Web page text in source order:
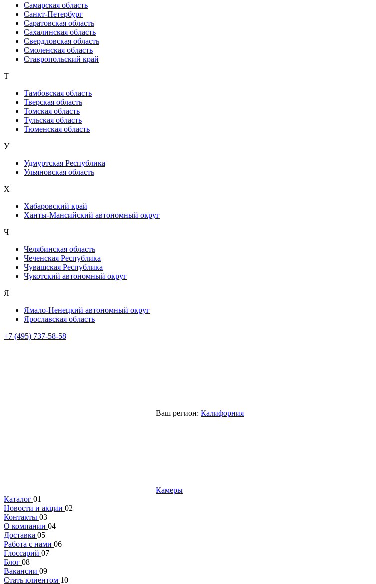
Самарская область
Санкт-Петербург
Саратовская область
Сахалинская область
Свердловская область
Смоленская область
Ставропольский край
Т
Тамбовская область
Тверская область
Томская область
Тульская область
Тюменская область
У
Удмуртская Республика
Ульяновская область
Х
Хабаровский край
Ханты-Мансийский автономный округ
Ч
Челябинская область
Чеченская Республика
Чувашская Республика
Чукотский автономный округ
Я
Ямало-Ненецкий автономный округ
Ярославская область
+7 (495) 737-58-58
Ваш регион: Калифорния
Камеры
Каталог 01
Новости и акции 02
Контакты 03
О компании 04
Доставка 05
Работа с нами 06
Глоссарий 07
Блог 08
Вакансии 09
Стать клиентом 10